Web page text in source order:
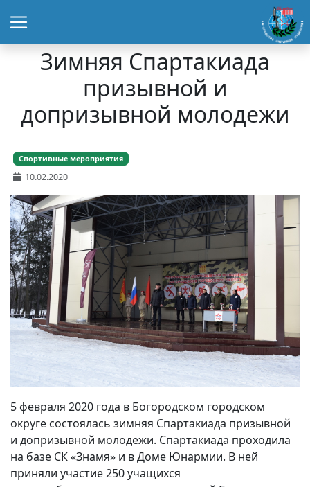
Зимняя Спартакиада
призывной и
допризывной молодежи
Спортивные мероприятия
10.02.2020
5 февраля 2020 года в Богородском городском
округе состоялась зимняя Спартакиада призывной
и допризывной молодежи. Спартакиада проходила
на базе СК «Знамя» и в Доме Юнармии. В ней
приняли участие 250 учащихся